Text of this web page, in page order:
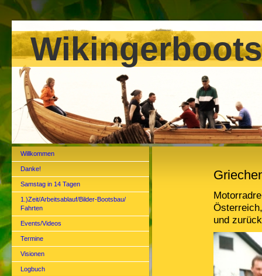
Willkommen
Danke!
Samstag in 14 Tagen
1.)Zeit/Arbeitsablauf/Bilder-Bootsbau/
Fahrten
Events/Videos
Termine
Visionen
Logbuch
und